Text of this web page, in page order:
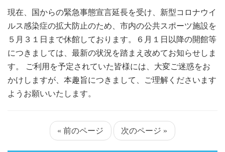
現在、国からの緊急事態宣言延長を受け、新型コロナウイ
ルス感染症の拡大防止のため、市内の公共スポーツ施設を
５月３１日まで休館しております。６月１日以降の開館等
につきましては、最新の状況を踏まえ改めてお知らせしま
す。 ご利用を予定されていた皆様には、大変ご迷惑をお
かけしますが、本趣旨につきまして、ご理解くださいます
ようお願いいたします。
« 前のページ 次のページ »